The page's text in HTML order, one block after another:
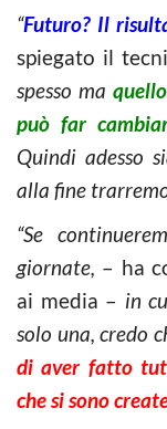
“Futuro? Il
spiegato il
spesso ma
può far
Quindi adesso
alla fine
“Se
giornate, – ha
ai media – in
solo una, credo
di aver fatto
che si sono